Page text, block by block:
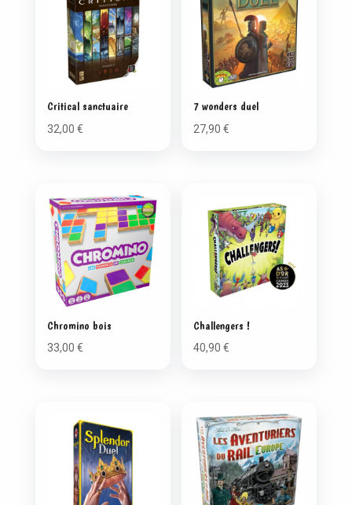
Critical sanctuaire
32,00 €
7 wonders duel
27,90€
Chromino bois
33,00 €
Challengers !
40,90€